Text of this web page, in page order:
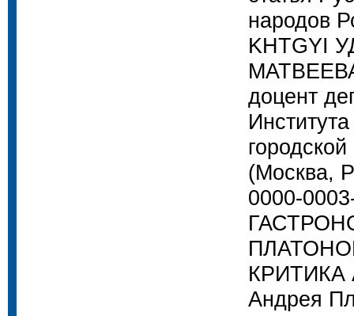
народов
KHTGYI
МАТВЕЕВА
доцент
(Москва,
0000-
КРИТИКА
Андрея